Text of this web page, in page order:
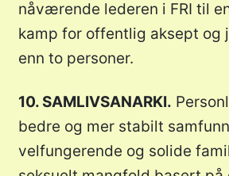
nåværende lederen i FRI til
kamp for offentlig aksept og
enn to personer.
10. SAMLIVSANARKI.
bedre og mer stabilt
velfungerende og solide